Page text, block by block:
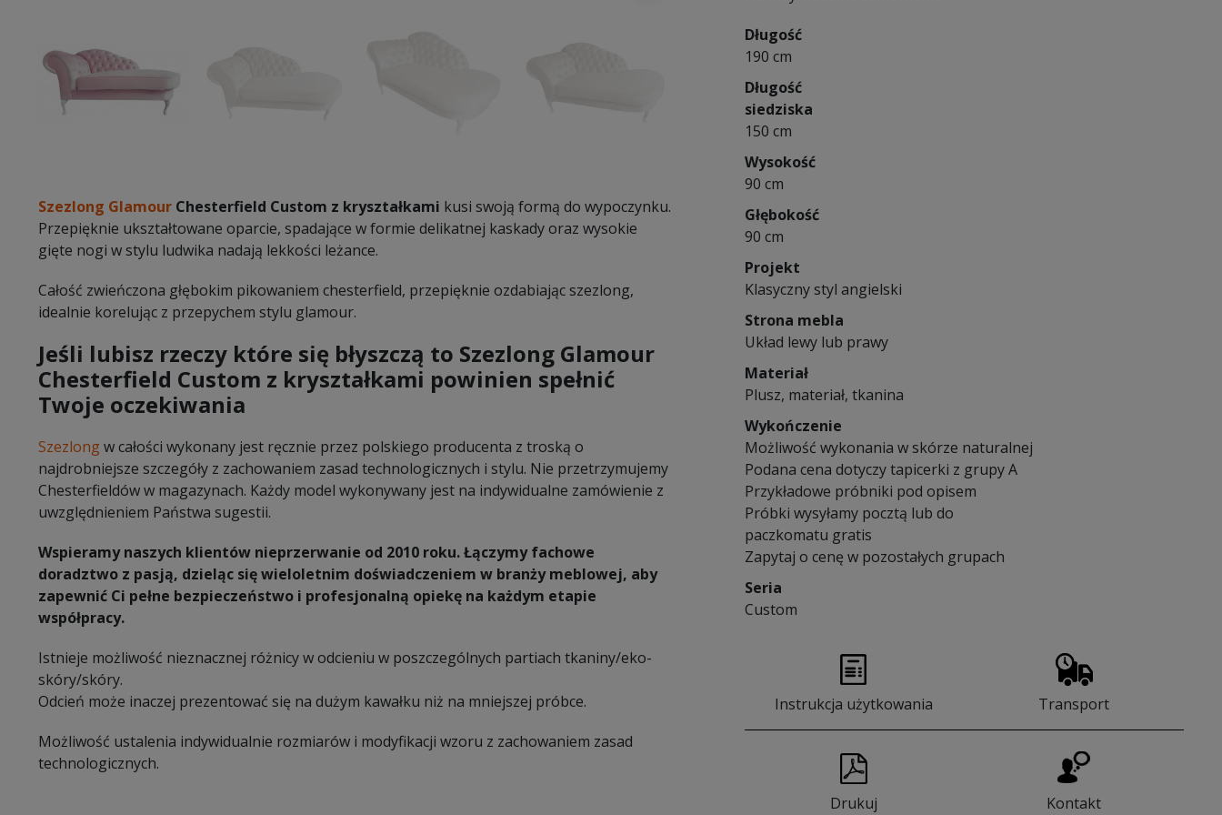
Szezlong Glamour Chesterfield Custom z kryształkami kusi swoją formą do wypoczynku.
Przepięknie ukształtowane oparcie, spadające w formie delikatnej kaskady oraz wysokie
gięte nogi w stylu ludwika nadają lekkości leżance.
Całość zwieńczona głębokim pikowaniem chesterfield, przepięknie ozdabiając szezlong,
idealnie korelując z przepychem stylu glamour.
Jeśli lubisz rzeczy które się błyszczą to Szezlong Glamour
Chesterfield Custom z kryształkami powinien spełnić
Twoje oczekiwania
Szezlong w całości wykonany jest ręcznie przez polskiego producenta z troską o
najdrobniejsze szczegóły z zachowaniem zasad technologicznych i stylu. Nie przetrzymujemy
Chesterfieldów w magazynach. Każdy model wykonywany jest na indywidualne zamówienie z
uwzględnieniem Państwa sugestii.
Wspieramy naszych klientów nieprzerwanie od 2010 roku. Łączymy fachowe
doradztwo z pasją, dzieląc się wieloletnim doświadczeniem w branży meblowej, aby
zapewnić Ci pełne bezpieczeństwo i profesjonalną opiekę na każdym etapie
współpracy.
Istnieje możliwość nieznacznej różnicy w odcieniu w poszczególnych partiach tkaniny/eko-
skóry/skóry.
Odcień może inaczej prezentować się na dużym kawałku niż na mniejszej próbce.
Możliwość ustalenia indywidualnie rozmiarów i modyfikacji wzoru z zachowaniem zasad
technologicznych.
Długość
190 cm
Długość
siedziska
150 cm
Wysokość
90 cm
Głębokość
90 cm
Projekt
Klasyczny styl angielski
Strona mebla
Układ lewy lub prawy
Materiał
Plusz, materiał, tkanina
Wykończenie
Możliwość wykonania w skórze naturalnej
Podana cena dotyczy tapicerki z grupy A
Przykładowe próbniki pod opisem
Próbki wysyłamy pocztą lub do
paczkomatu gratis
Zapytaj o cenę w pozostałych grupach
Seria
Custom
Instrukcja użytkowania Transport
Drukuj Kontakt